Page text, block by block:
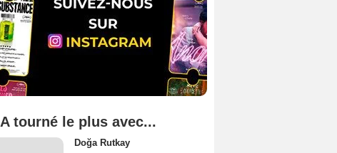
A tourné le plus avec...
Doğa Rutkay